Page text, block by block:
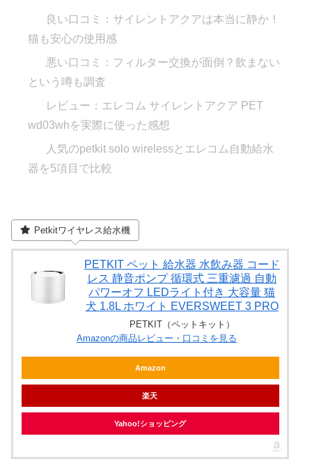
良い口コミ：サイレントアクアは本当に静か！
猫も安心の使用感
悪い口コミ：フィルター交換が面倒？飲まない
という噂も調査
レビュー：エレコム サイレントアクア PET
wd03whを実際に使った感想
人気のpetkit solo wirelessとエレコム自動給水
器を5項目で比較
Petkitワイヤレス給水機
PETKIT ペット 給水器 水飲み器 コード
レス 静音ポンプ 循環式 三重濾過 自動
パワーオフ LEDライト付き 大容量 猫
犬 1.8L ホワイト EVERSWEET 3 PRO
PETKIT（ペットキット）
Amazonの商品レビュー・口コミを見る
Amazon
楽天
Yahoo!ショッピング